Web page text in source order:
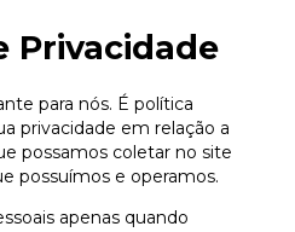
Privacidade
para nós. É política
privacidade em relação a
possamos coletar no site
possuímos e operamos.
apenas quando